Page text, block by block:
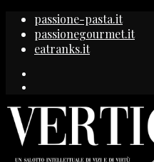
passione-pasta.it
passionegourmet.it
eatranks.it